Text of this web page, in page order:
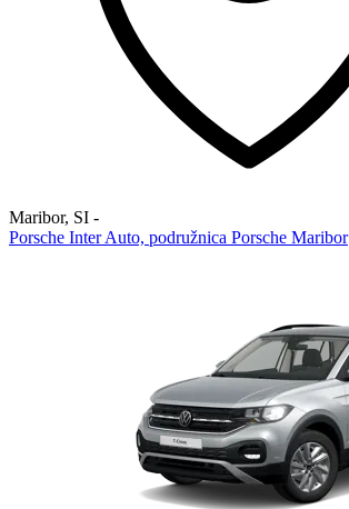
Maribor, SI -
Porsche Inter Auto, podružnica Porsche Maribor